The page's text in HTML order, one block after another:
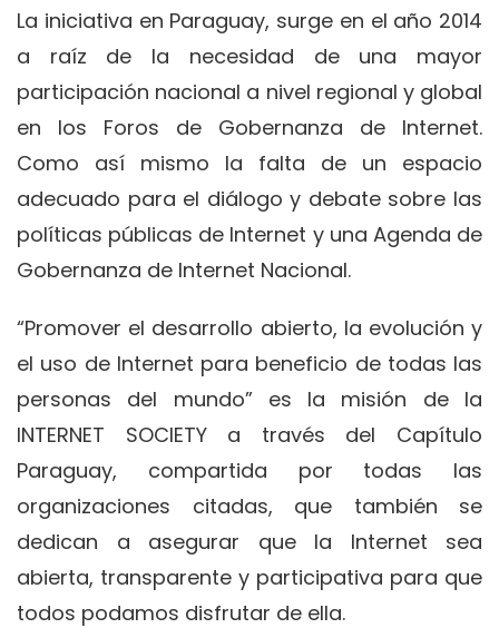
La iniciativa en Paraguay, surge en el año 2014
a raíz de la necesidad de una mayor
participación nacional a nivel regional y global
en los Foros de Gobernanza de Internet.
Como así mismo la falta de un espacio
adecuado para el diálogo y debate sobre las
políticas públicas de Internet y una Agenda de
Gobernanza de Internet Nacional.
“Promover el desarrollo abierto, la evolución y
el uso de Internet para beneficio de todas las
personas del mundo” es la misión de la
INTERNET SOCIETY a través del Capítulo
Paraguay, compartida por todas las
organizaciones citadas, que también se
dedican a asegurar que la Internet sea
abierta, transparente y participativa para que
todos podamos disfrutar de ella.